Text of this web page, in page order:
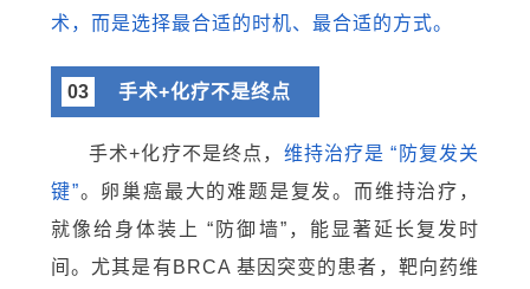
术，而是选择最合适的时机、最合适的方式。
03 手术+化疗不是终点
手术+化疗不是终点， 维持治疗是 “防复发关
键”。卵巢癌最大的难题是复发。而维持治疗，
就像给身体装上 “防御墙”，能显著延长复发时
间。尤其是有BRCA 基因突变的患者，靶向药维